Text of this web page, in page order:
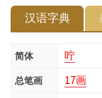
汉语字典
简体 咛
总笔画 17画